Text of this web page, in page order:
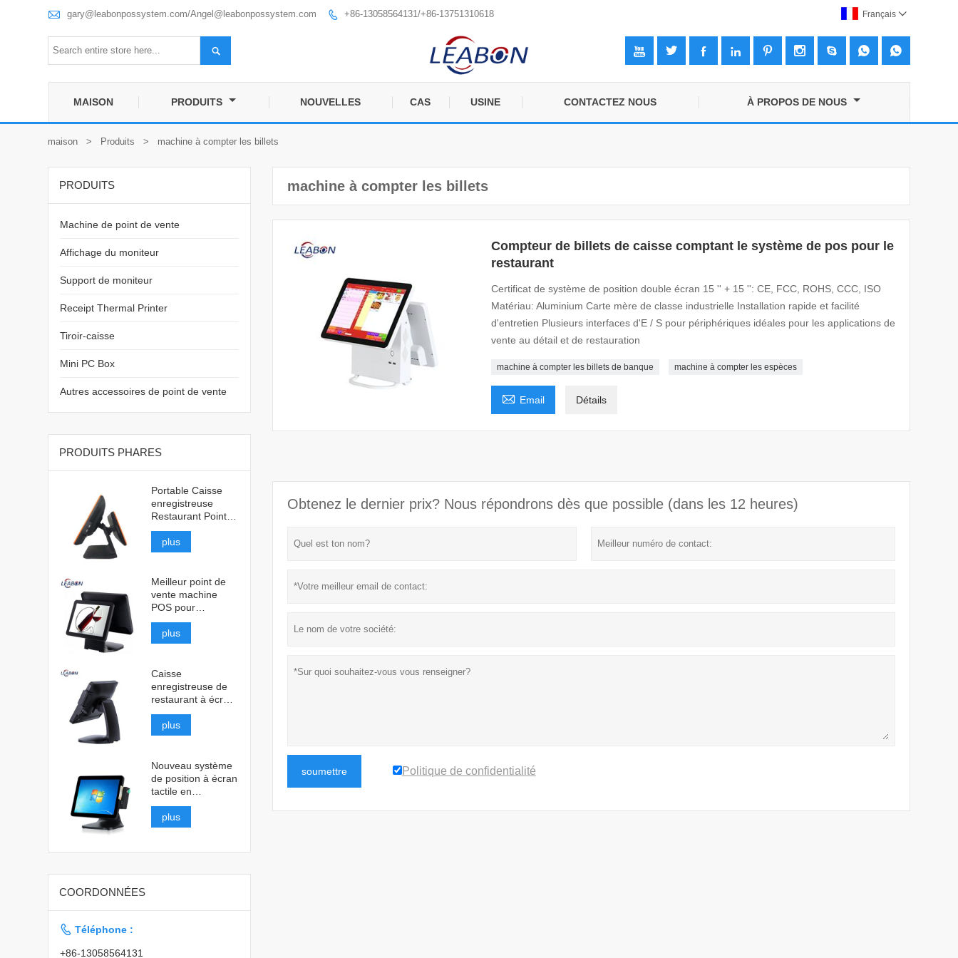
 gary@leabonpossystem.com/Angel@leabonpossystem.com  +86-13058564131/+86-13751310618 Français 
        

MAISON PRODUITS NOUVELLES CAS USINE CONTACTEZ NOUS À PROPOS DE NOUS
maison > Produits > machine à compter les billets
machine à compter les billets
Compteur de billets de caisse comptant le système de pos pour le
restaurant
Certificat de système de position double écran 15 '' + 15 '': CE, FCC, ROHS, CCC, ISO
Matériau: Aluminium Carte mère de classe industrielle Installation rapide et facilité
d'entretien Plusieurs interfaces d'E / S pour périphériques idéales pour les applications de
vente au détail et de restauration
machine à compter les billets de banque machine à compter les espèces
 Email Détails
Obtenez le dernier prix? Nous répondrons dès que possible (dans les 12 heures)
soumettre Politique de confidentialité
PRODUITS
Machine de point de vente
Affichage du moniteur
Support de moniteur
Receipt Thermal Printer
Tiroir-caisse
Mini PC Box
Autres accessoires de point de vente
PRODUITS PHARES
Portable Caisse
enregistreuse
Restaurant Point
de vente
plus
Meilleur point de
vente machine
POS pour
restaurant
plus
Caisse
enregistreuse de
restaurant à écran
tactile
plus
Nouveau système
de position à écran
tactile en
aluminium
plus
COORDONNÉES
 Téléphone :
+86-13058564131